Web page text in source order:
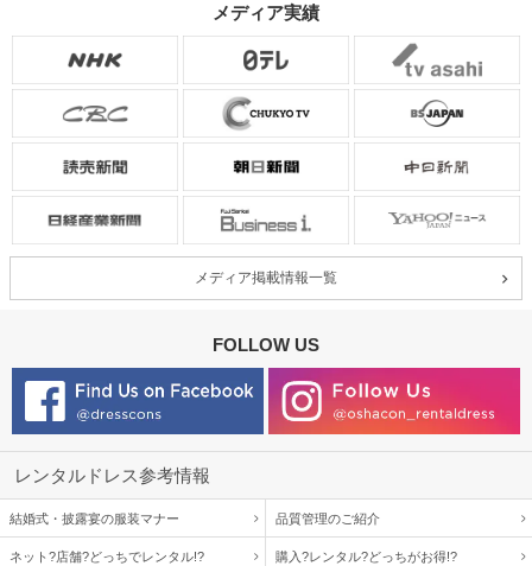
メディア実績
メディア掲載情報一覧
FOLLOW US
レンタルドレス参考情報
結婚式・披露宴の服装マナー 品質管理のご紹介
ネット?店舗?どっちでレンタル!? 購入?レンタル?どっちがお得!?